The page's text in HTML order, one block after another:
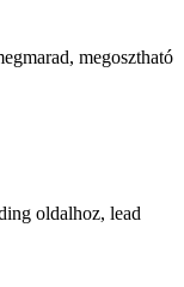
megosztható
oldalhoz, lead